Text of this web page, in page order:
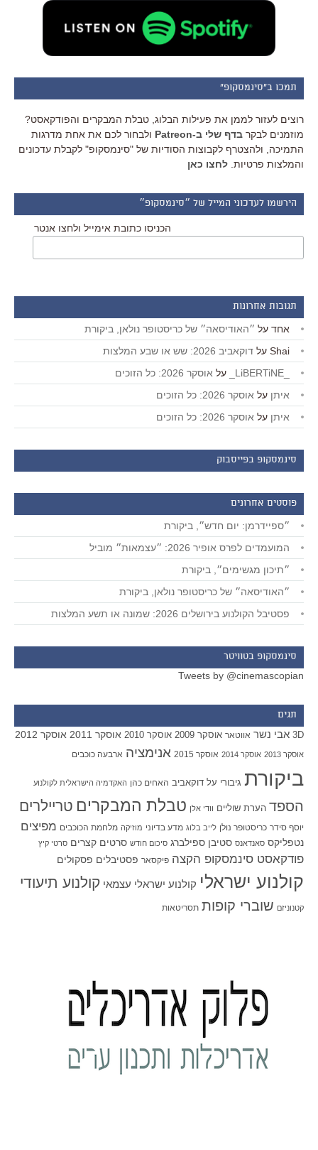
תמכו ב"סינמסקופ"
רוצים לעזור לממן את פעילות הבלוג, טבלת המבקרים והפודקאסט?
מוזמנים לבקר בדף שלי ב-Patreon
ולבחור לכם את אחת מדרגות
התמיכה, ולהצטרף לקבוצות הסודיות של "סינמסקופ" לקבלת עדכונים
והמלצות פרטיות. לחצו כאן
הירשמו לעדכוני המייל של ״סינמסקופ״
הכניסו כתובת אימייל ולחצו אנטר
תגובות אחרונות
אחד על ״האודיסאה״ של כריסטופר נולאן, ביקורת
Shai על דוקאביב 2026: שש או שבע המלצות
על אוסקר 2026: כל הזוכים
איתן על אוסקר 2026: כל הזוכים
איתן על אוסקר 2026: כל הזוכים
סינמסקופ בפייסבוק
פוסטים אחרונים
״ספיידרמן: יום חדש״, ביקורת
המועמדים לפרס אופיר 2026: ״עצמאות״ מוביל
״תיכון מגשימים״, ביקורת
״האודיסאה״ של כריסטופר נולאן, ביקורת
פסטיבל הקולנוע בירושלים 2026: שמונה או תשע המלצות
סינמסקופ בטוויטר
Tweets by @cinemascopian
תגים
3D אבי נשר אווטאר אוסקר 2009 אוסקר 2010 אוסקר 2011 אוסקר 2012
אוסקר 2013 אוסקר 2014 אוסקר 2015 אנימציה ארבעה כוכבים
ביקורת גיבורי על דוקאביב האחים כהן האקדמיה הישראלית לקולנוע
הספד הערת שוליים וודי אלן טבלת המבקרים טריילרים
יוסף סידר כריסטופר נולן לייב בלוג מדע בדיוני מוזיקה מלחמת הכוכבים מפיצים
נטפליקס סאנדאנס סטיבן ספילברג סיכום חודש סרטים קצרים סרטי קיץ
פודקאסט סינמסקופ הקצה פיקסאר פסטיבלים פסקולים
קולנוע ישראלי קולנוע ישראלי עצמאי קולנוע תיעודי
קטנוניזם שוברי קופות תסריטאות